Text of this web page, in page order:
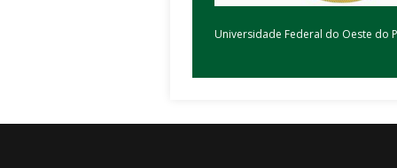
Universidade Federal do Oeste do